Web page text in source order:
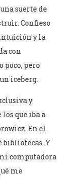
suerte de
Confieso
y la
con
poco, pero
iceberg.
y
que iba a
En el
bibliotecas. Y
computadora
me